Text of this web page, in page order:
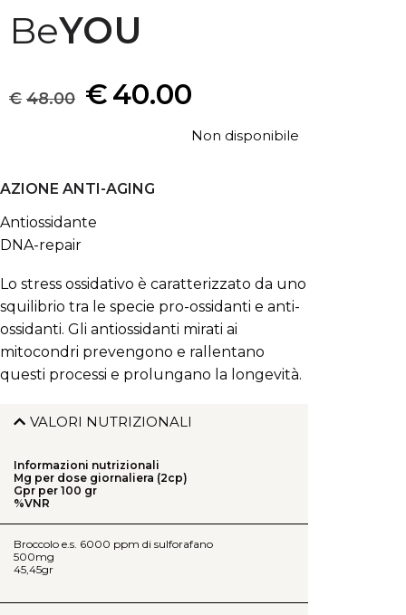
BeYOU
€ 48.00 €40.00
Non disponibile
AZIONE ANTI-AGING
Antiossidante
DNA-repair
Lo stress ossidativo è caratterizzato da uno
squilibrio tra le specie pro-ossidanti e anti-
ossidanti. Gli antiossidanti mirati ai
mitocondri prevengono e rallentano
questi processi e prolungano la longevità.
VALORI NUTRIZIONALI
Informazioni nutrizionali
Mg per dose giornaliera (2cp)
Gpr per 100 gr
%VNR
Broccolo e.s. 6000 ppm di sulforafano
500mg
45,45gr